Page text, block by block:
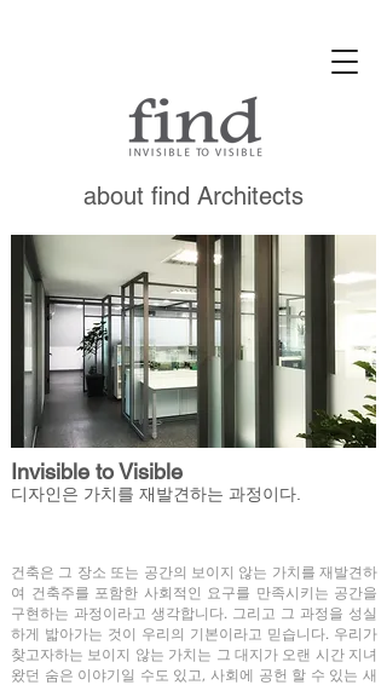
about find Architects
Invisible to Visible
디자인은 가치를 재발견하는 과정이다.
건축은 그 장소 또는 공간의 보이지 않는 가치를 재발견하
여 건축주를 포함한 사회적인 요구를 만족시키는 공간을
구현하는 과정이라고 생각합니다. 그리고 그 과정을 성실
하게 밟아가는 것이 우리의 기본이라고 믿습니다. 우리가
찾고자하는 보이지 않는 가치는 그 대지가 오랜 시간 지녀
왔던 숨은 이야기일 수도 있고, 사회에 공헌 할 수 있는 새